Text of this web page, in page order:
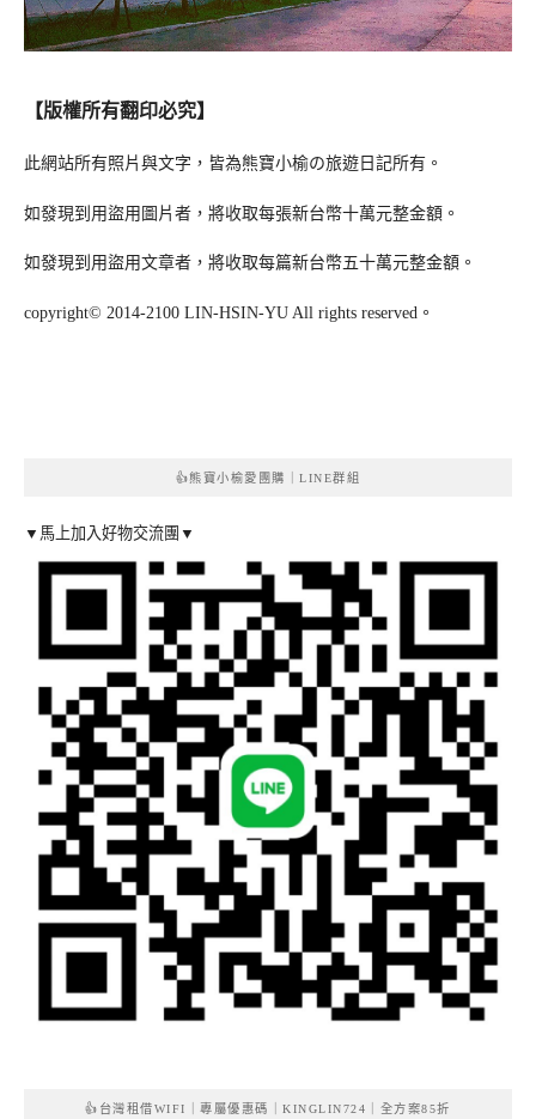
【版權所有翻印必究】
此網站所有照片與文字，皆為熊寶小榆の旅遊日記所有。
如發現到用盜用圖片者，將收取每張新台幣十萬元整金額。
如發現到用盜用文章者，將收取每篇新台幣五十萬元整金額。
copyright© 2014-2100 LIN-HSIN-YU All rights reserved。
👍熊寶小榆愛團購｜LINE群組
▼馬上加入好物交流團▼
👍台灣租借WIFI｜專屬優惠碼｜KINGLIN724｜全方案85折